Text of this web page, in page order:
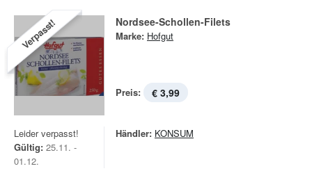
Verpasst! Nordsee-Schollen-Filets
Marke: Hofgut
Preis: € 3,99
Leider verpasst!
Gültig: 25.11. -
01.12.
Händler: KONSUM